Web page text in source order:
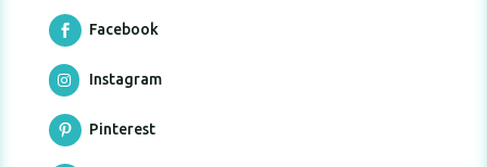
 Facebook
 Instagram
 Pinterest